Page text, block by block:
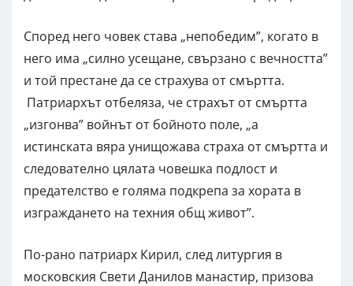
Според него човек става „непобедим”, когато в
него има „силно усещане, свързано с вечността”
и той престане да се страхува от смъртта.
Патриархът отбеляза, че страхът от смъртта
„изгонва” войнът от бойното поле, „а
истинската вяра унищожава страха от смъртта и
следователно цялата човешка подлост и
предателство е голяма подкрепа за хората в
изграждането на техния общ живот”.
По-рано патриарх Кирил, след литургия в
московския Свети Данилов манастир, призова